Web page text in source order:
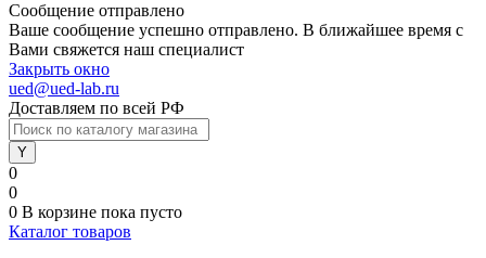
Сообщение отправлено
Ваше сообщение успешно отправлено. В ближайшее время с
Вами свяжется наш специалист
Закрыть окно
ued@ued-lab.ru
Доставляем по всей РФ
0
0
0 В корзине пока пусто
Каталог товаров